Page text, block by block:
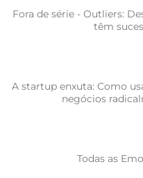
Fora de série - Outliers:
têm
A startup enxuta: Como
negócios
Todas as